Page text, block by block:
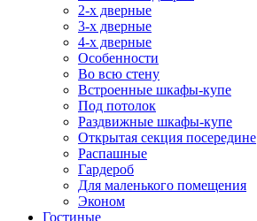
2-х дверные
3-х дверные
4-х дверные
Особенности
Во всю стену
Встроенные шкафы-купе
Под потолок
Раздвижные шкафы-купе
Открытая секция посередине
Распашные
Гардероб
Для маленького помещения
Эконом
Гостиные